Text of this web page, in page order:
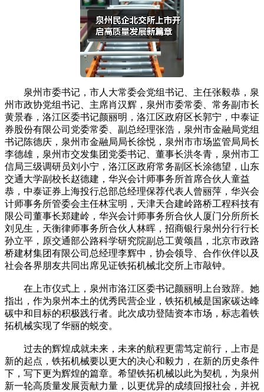
泉州市委书记，市人大常委会党组书记、主任张毅恭，泉
州市政协党组书记、主席肖汉辉，泉州市委常委、常务副市长
黄景春，洛江区委书记颜丽明，洛江区政府区长郭宁，中泰证
券股份有限公司党委常委、副总经理张浩，泉州市金融局党组
书记陈德庆，泉州市金融局局长徐悦，泉州市市场监管局局长
李德雄，泉州市交发集团党委书记、董事长洪冬青，泉州市工
信局三级调研员刘小宁，洛江区政府常务副区长涂德望，山东
交通大学副校长赵德建，华兴会计师事务所首席合伙人童益
恭，中泰证券上海投行总部总经理保荐代表人曾丽萍，华兴会
计师事务所管委会主任林宝明，天津天合建岭路桥工程科技有
限公司董事长郑建岭，华兴会计师事务所合伙人厦门分所所长
刘见生，天衡律师事务所合伙人林晖，招商银行泉州分行行长
孙立平，原交通部公路科学研究院副总工黄颂昌，北京市政路
桥建材集团有限公司总经理李辉中，协会领导、合作伙伴以及
社会各界朋友共同出席见证铁拓机械北交所上市敲钟。
在上市仪式上，泉州市洛江区委书记颜丽明上台致辞。她
指出，作为泉州本土的优秀民营企业，铁拓机械是国家碳达峰
碳中和目标的积极践行者。此次成功登陆资本市场，标志着铁
拓机械实现了华丽的蜕变。
过去的辉煌成就未来，未来的航程更需笃定前行，上市是
新的起点，铁拓机械要以更大的决心和毅力，在新的历史条件
下，写下更为辉煌的篇章。希望铁拓机械以此为契机，为泉州
新一轮高质量发展贡献力量，以更优异的成绩回报社会，并祝